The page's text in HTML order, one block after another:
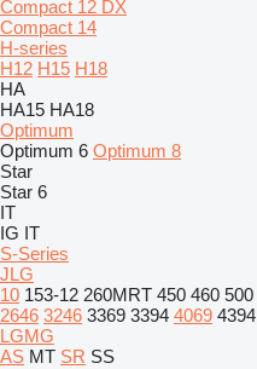
Compact 12 DX
Compact 14
H-series
H12 H15 H18
HA
HA15 HA18
Optimum
Optimum 6 Optimum 8
Star
Star 6
IT
IG IT
S-Series
JLG
10 153-12 260MRT 450 460 500
2646 3246 3369 3394 4069 4394
LGMG
AS MT SR SS